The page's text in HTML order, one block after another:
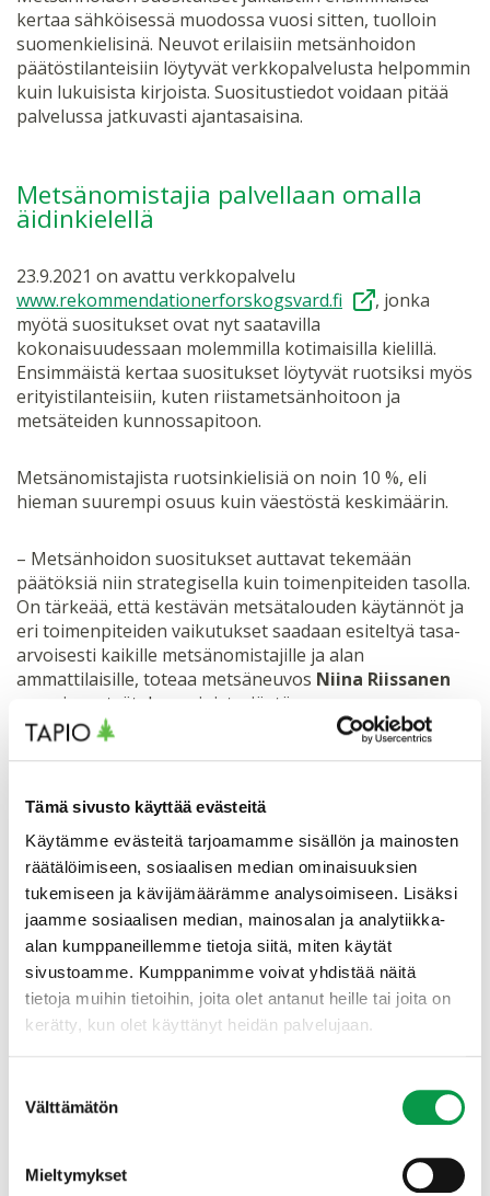
Tämä sivusto käyttää evästeitä
Käytämme evästeitä tarjoamamme sisällön ja mainosten
räätälöimiseen, sosiaalisen median ominaisuuksien
tukemiseen ja kävijämäärämme analysoimiseen. Lisäksi
jaamme sosiaalisen median, mainosalan ja analytiikka-
alan kumppaneillemme tietoja siitä, miten käytät
sivustoamme. Kumppanimme voivat yhdistää näitä
tietoja muihin tietoihin, joita olet antanut heille tai joita on
kerätty, kun olet käyttänyt heidän palvelujaan.
valinta
Välttämätön
Mieltymykset
kertaa sähköisessä muodossa vuosi sitten, tuolloin
suomenkielisinä. Neuvot erilaisiin metsänhoidon
päätöstilanteisiin löytyvät verkkopalvelusta helpommin
kuin lukuisista kirjoista. Suositustiedot voidaan pitää
palvelussa jatkuvasti ajantasaisina.
Metsänomistajia palvellaan omalla
äidinkielellä
23.9.2021 on avattu verkkopalvelu
www.rekommendationerforskogsvard.fi
, jonka
myötä suositukset ovat nyt saatavilla
kokonaisuudessaan molemmilla kotimaisilla kielillä.
Ensimmäistä kertaa suositukset löytyvät ruotsiksi myös
erityistilanteisiin, kuten riistametsänhoitoon ja
metsäteiden kunnossapitoon.
Metsänomistajista ruotsinkielisiä on noin 10 %, eli
hieman suurempi osuus kuin väestöstä keskimäärin.
– Metsänhoidon suositukset auttavat tekemään
päätöksiä niin strategisella kuin toimenpiteiden tasolla.
On tärkeää, että kestävän metsätalouden käytännöt ja
eri toimenpiteiden vaikutukset saadaan esiteltyä tasa-
arvoisesti kaikille metsänomistajille ja alan
ammattilaisille, toteaa metsäneuvos Niina Riissanen
maa- ja metsätalousministeriöstä.
Tiedot ovat siirrettävissä myös metsäalan muihin
– Uskomme, että tiedon vapaa liikkuvuus parantaa
entisestään metsänomistajien palveluja. Esimerkiksi
Suomen metsäkeskuksen Metsään.fi (MinSkog.fi) -
palvelusta saa jo oman metsän toimenpide-ehdotusten
ohessa tietoa suositelluista metsänhoidon
käytännöistä, kertoo metsätietoasiantuntija
Henry
SchneiderTapiosta.
– On paljon helpompaa kaikille, kun suositukset ovat
tuntuvat yksinkertaisilta, asioiden pukeminen sanoiksi